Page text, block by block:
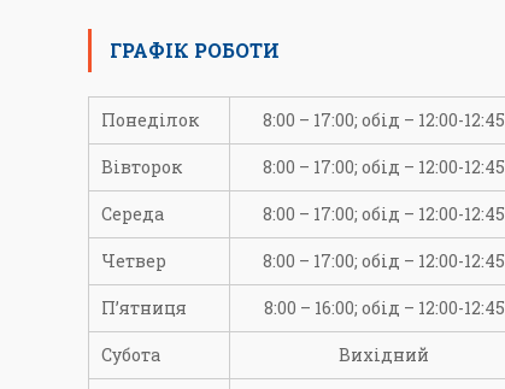
ГРАФІК РОБОТИ
Понеділок 8:00 – 17:00; обід – 12:00-12:45
Вівторок 8:00 – 17:00; обід – 12:00-12:45
Середа 8:00 – 17:00; обід – 12:00-12:45
Четвер 8:00 – 17:00; обід – 12:00-12:45
П’ятниця 8:00 – 16:00; обід – 12:00-12:45
Субота Вихідний